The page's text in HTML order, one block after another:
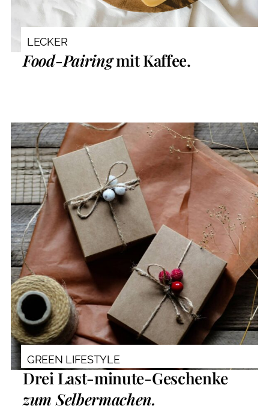
LECKER
Food-Pairingmit Kaffee.
GREEN LIFESTYLE
Drei Last-minute-Geschenke
zum Selbermachen.